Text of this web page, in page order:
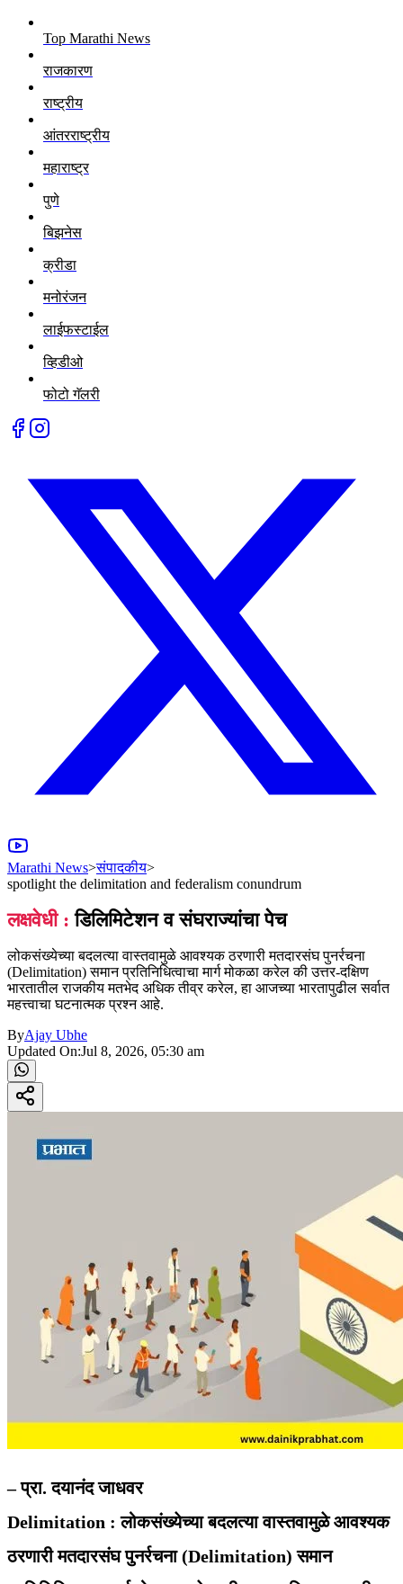
Top Marathi News
राजकारण
राष्ट्रीय
आंतरराष्ट्रीय
महाराष्ट्र
पुणे
बिझनेस
क्रीडा
मनोरंजन
लाईफस्टाईल
व्हिडीओ
फोटो गॅलरी
Marathi News>संपादकीय>
spotlight the delimitation and federalism conundrum
लक्षवेधी : डिलिमिटेशन व संघराज्यांचा पेच
लोकसंख्येच्या बदलत्या वास्तवामुळे आवश्यक ठरणारी मतदारसंघ पुनर्रचना
(Delimitation) समान प्रतिनिधित्वाचा मार्ग मोकळा करेल की उत्तर-दक्षिण
भारतातील राजकीय मतभेद अधिक तीव्र करेल, हा आजच्या भारतापुढील सर्वात
महत्त्वाचा घटनात्मक प्रश्न आहे.
ByAjay Ubhe
Updated On:Jul 8, 2026, 05:30 am
– प्रा. दयानंद जाधवर
Delimitation : लोकसंख्येच्या बदलत्या वास्तवामुळे आवश्यक
ठरणारी मतदारसंघ पुनर्रचना (Delimitation) समान